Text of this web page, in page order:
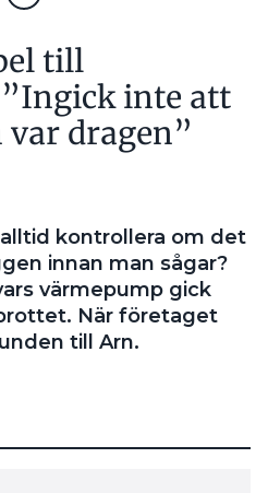
till
inte att
dragen”
kontrollera om det
innan man sågar?
värmepump gick
När företaget
till Arn.